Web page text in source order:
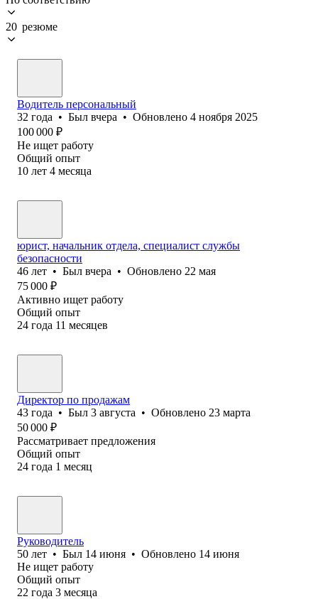
20 резюме
Водитель персональный
32 года • Был вчера • Обновлено 4 ноября 2025
100 000 ₽
Не ищет работу
Общий опыт
10 лет 4 месяца
юрист, начальник отдела, специалист службы
безопасности
46 лет • Был вчера • Обновлено 22 мая
75 000 ₽
Активно ищет работу
Общий опыт
24 года 11 месяцев
Директор по продажам
43 года • Был 3 августа • Обновлено 23 марта
50 000 ₽
Рассматривает предложения
Общий опыт
24 года 1 месяц
Руководитель
50 лет • Был 14 июня • Обновлено 14 июня
Не ищет работу
Общий опыт
22 года 3 месяца